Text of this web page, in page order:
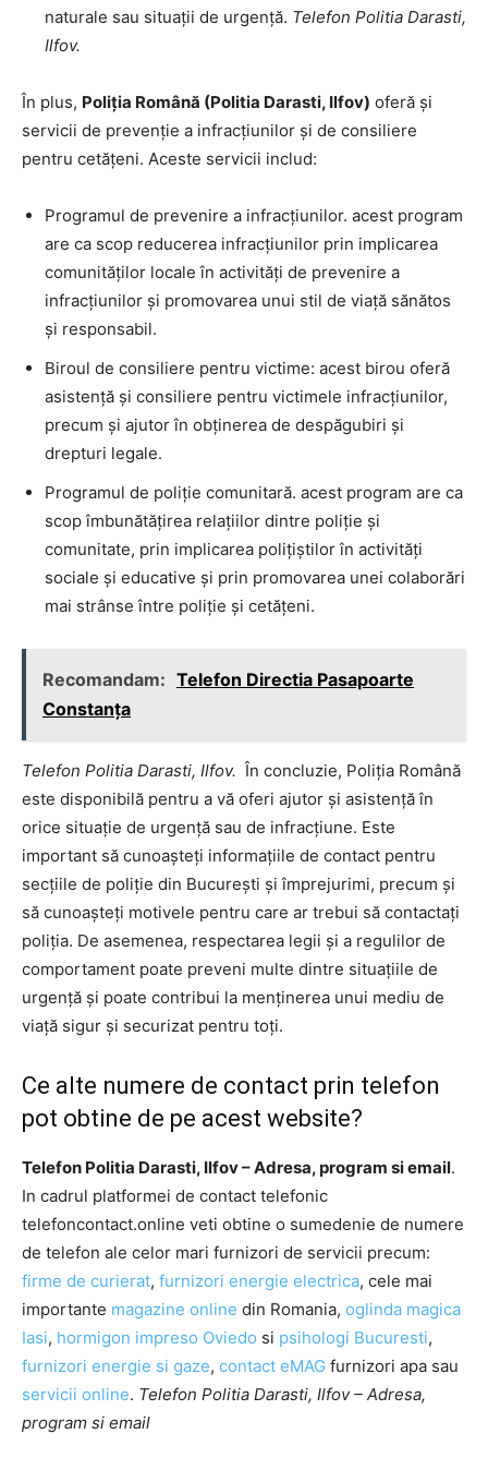
naturale sau situații de urgență. Telefon Politia Darasti,
Ilfov.
În plus, Poliția Română (Politia Darasti, Ilfov) oferă și
servicii de prevenție a infracțiunilor și de consiliere
pentru cetățeni. Aceste servicii includ:
Programul de prevenire a infracțiunilor. acest program
are ca scop reducerea infracțiunilor prin implicarea
comunităților locale în activități de prevenire a
infracțiunilor și promovarea unui stil de viață sănătos
și responsabil.
Biroul de consiliere pentru victime: acest birou oferă
asistență și consiliere pentru victimele infracțiunilor,
precum și ajutor în obținerea de despăgubiri și
drepturi legale.
Programul de poliție comunitară. acest program are ca
scop îmbunătățirea relațiilor dintre poliție și
comunitate, prin implicarea polițiștilor în activități
sociale și educative și prin promovarea unei colaborări
mai strânse între poliție și cetățeni.
Recomandam: Telefon Directia Pasapoarte
Constanța
Telefon Politia Darasti, Ilfov. În concluzie, Poliția Română
este disponibilă pentru a vă oferi ajutor și asistență în
orice situație de urgență sau de infracțiune. Este
important să cunoașteți informațiile de contact pentru
secțiile de poliție din București și împrejurimi, precum și
să cunoașteți motivele pentru care ar trebui să contactați
poliția. De asemenea, respectarea legii și a regulilor de
comportament poate preveni multe dintre situațiile de
urgență și poate contribui la menținerea unui mediu de
viață sigur și securizat pentru toți.
Ce alte numere de contact prin telefon
pot obtine de pe acest website?
Telefon Politia Darasti, Ilfov – Adresa, program si email.
In cadrul platformei de contact telefonic
telefoncontact.online veti obtine o sumedenie de numere
de telefon ale celor mari furnizori de servicii precum:
firme de curierat, furnizori energie electrica, cele mai
importante magazine online din Romania, oglinda magica
Iasi, hormigon impreso Oviedo si psihologi Bucuresti,
furnizori energie si gaze, contact eMAG furnizori apa sau
servicii online. Telefon Politia Darasti, Ilfov – Adresa,
program si email